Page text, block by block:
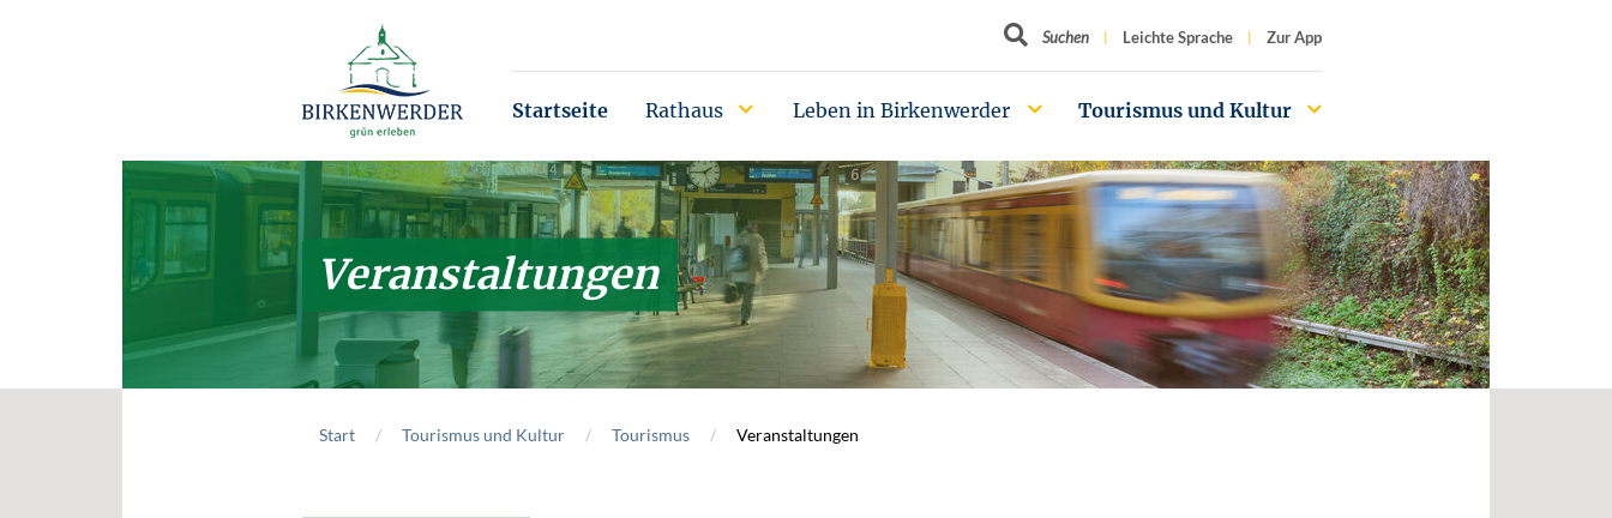
Suchbegriff
Suchen Leichte Sprache Zur App
Startseite Rathaus Leben in Birkenwerder Tourismus und Kultur
Veranstaltungen
Start Tourismus und Kultur Tourismus Veranstaltungen